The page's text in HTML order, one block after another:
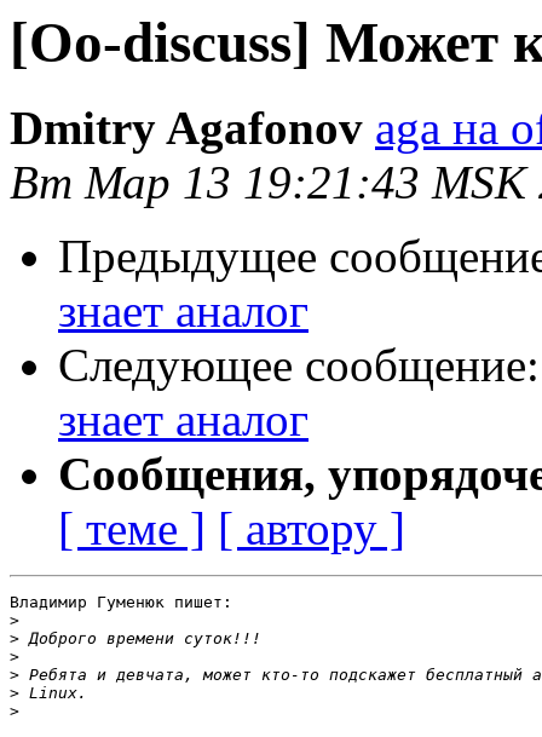
[Oo-discuss] Может
Dmitry Agafonov aga на
Вт Мар 13 19:21:43 MSK
Предыдущее
знает аналог
Следующее
знает аналог
Сообщения,
[ теме ] [ автору ]
Владимир Гуменюк пишет:
>
>
>
>
>
>